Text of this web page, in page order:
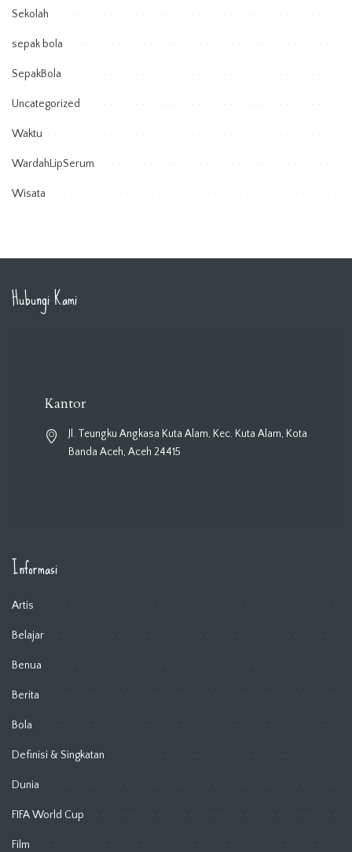
Sekolah
sepak bola
SepakBola
Uncategorized
Waktu
WardahLipSerum
Wisata
Hubungi Kami
Kantor
Jl. Teungku Angkasa Kuta Alam, Kec. Kuta Alam, Kota
Banda Aceh, Aceh 24415
Informasi
Artis
Belajar
Benua
Berita
Bola
Definisi & Singkatan
Dunia
FIFA World Cup
Film